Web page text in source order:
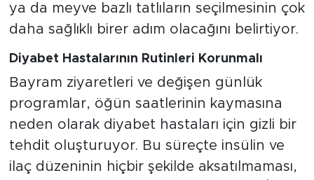
ya da meyve bazlı tatlıların seçilmesinin çok
daha sağlıklı birer adım olacağını belirtiyor.
Diyabet Hastalarının Rutinleri Korunmalı
Bayram ziyaretleri ve değişen günlük
programlar, öğün saatlerinin kaymasına
neden olarak diyabet hastaları için gizli bir
tehdit oluşturuyor. Bu süreçte insülin ve
ilaç düzeninin hiçbir şekilde aksatılmaması,